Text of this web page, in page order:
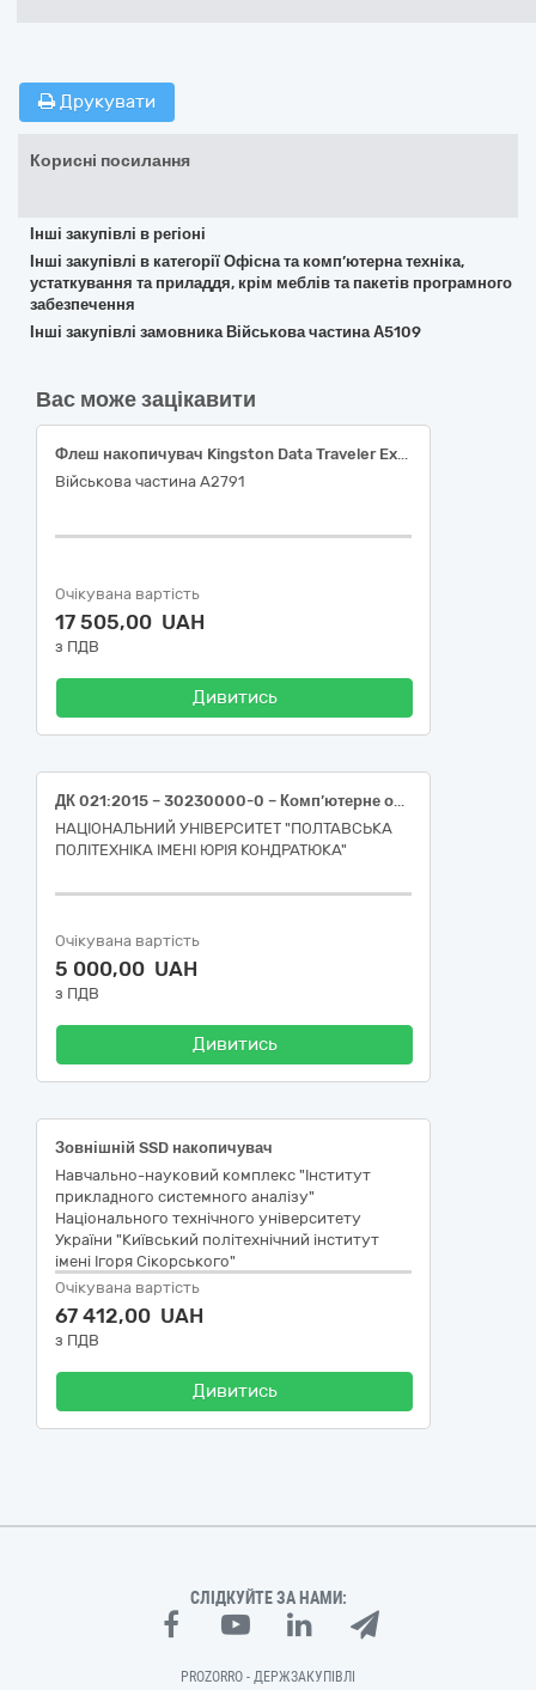
Друкувати
Корисні посилання
Інші закупівлі в регіоні
Інші закупівлі в категорії Офісна та комп’ютерна техніка,
устаткування та приладдя, крім меблів та пакетів програмного
забезпечення
Інші закупівлі замовника Військова частина А5109
Вас може зацікавити
Флеш накопичувач Kingston Data Traveler Exodia M Black/Blue (DTXM/64GB)
Військова частина А2791
Очікувана вартість
17 505,00 UAH
з ПДВ
Дивитись
ДК 021:2015 – 30230000-0 – Комп’ютерне обладнання (Клавіатура, мишка – 30230000-0)
НАЦІОНАЛЬНИЙ УНІВЕРСИТЕТ "ПОЛТАВСЬКА
ПОЛІТЕХНІКА ІМЕНІ ЮРІЯ КОНДРАТЮКА"
Очікувана вартість
5 000,00 UAH
з ПДВ
Дивитись
Зовнішній SSD накопичувач
Навчально-науковий комплекс "Інститут
прикладного системного аналізу"
Національного технічного університету
України "Київський політехнічний інститут
імені Ігоря Сікорського"
Очікувана вартість
67 412,00 UAH
з ПДВ
Дивитись
СЛІДКУЙТЕ ЗА НАМИ:
PROZORRO - ДЕРЖЗАКУПІВЛІ